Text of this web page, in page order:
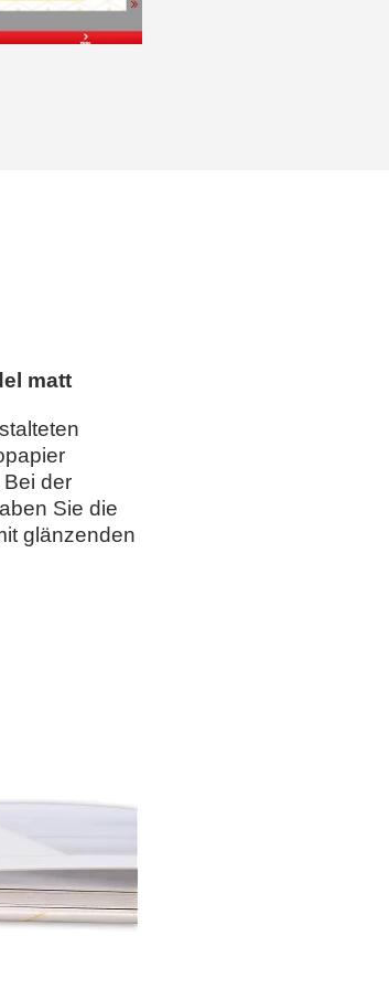
matt
der
Sie die
glänzenden